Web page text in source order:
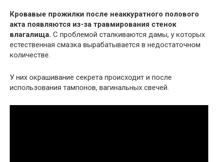
Кровавые прожилки после неаккуратного полового
акта появляются из-за травмирования стенок
влагалища. С проблемой сталкиваются дамы, у которых
естественная смазка вырабатывается в недостаточном
количестве.
У них окрашивание секрета происходит и после
использования тампонов, вагинальных свечей.